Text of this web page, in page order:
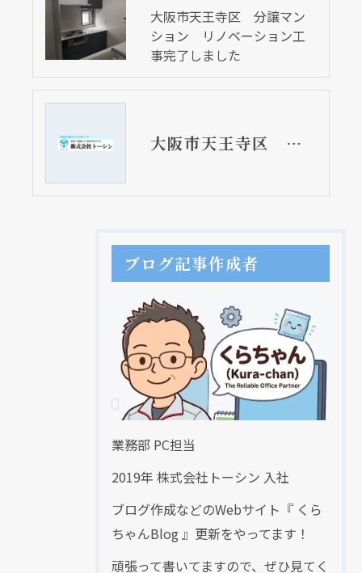
大阪市天王寺区 分譲マン
ション リノベーション工
事完了しました
大阪市天王寺区 分譲マンションのキッチン用蛇口取替リフォーム工事
ブログ記事作成者
業務部 PC担当
2019年 株式会社トーシン 入社
ブログ作成などのWebサイト『 くら
ちゃんBlog 』更新をやってます！
頑張って書いてますので、ぜひ見てく